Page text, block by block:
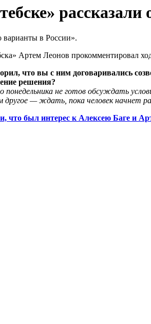
рассказали
варианты в России».
Артем Леонов прокомментировал
что вы с ним договаривались
решения?
понедельника не готов обсуждать
другое — ждать, пока человек начнет
что был интерес к Алексею Баге и